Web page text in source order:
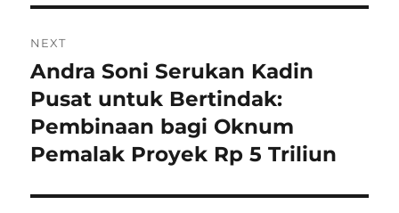
NEXT
Next
post:
Andra Soni Serukan Kadin
Pusat untuk Bertindak:
Pembinaan bagi Oknum
Pemalak Proyek Rp 5 Triliun